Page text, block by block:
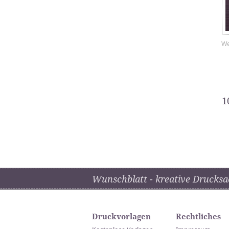
Wunschblatt - kreative
Druckvorlagen Rechtliches